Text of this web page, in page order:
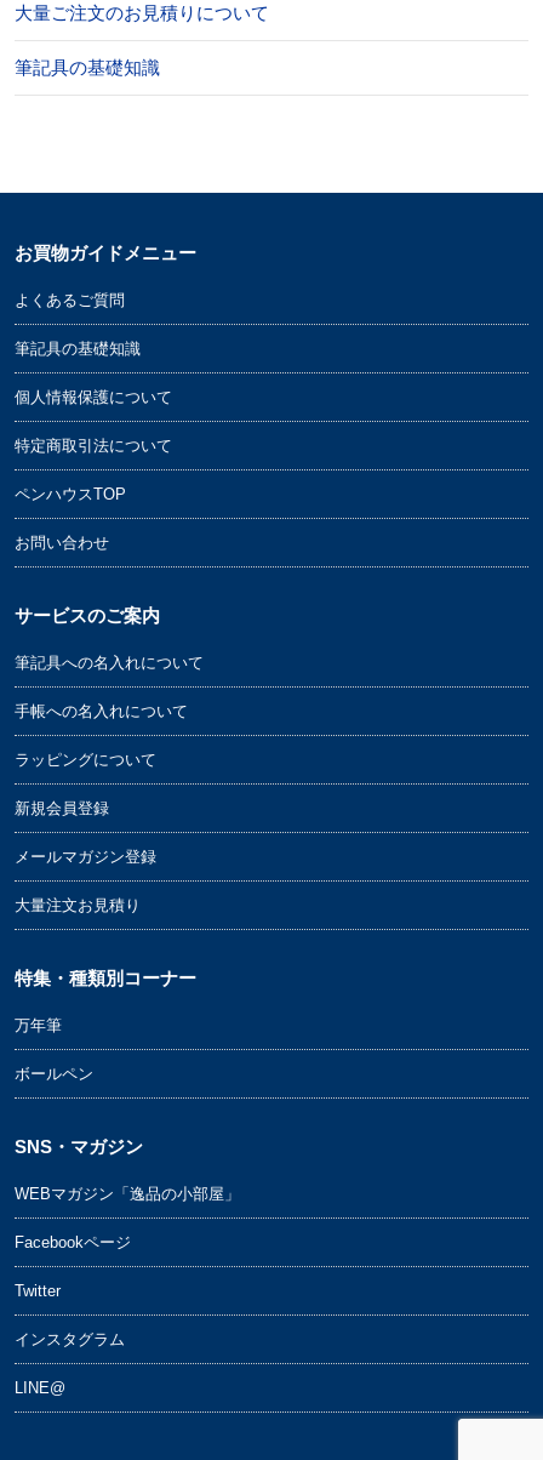
大量ご注文のお見積りについて
筆記具の基礎知識
お買物ガイドメニュー
よくあるご質問
筆記具の基礎知識
個人情報保護について
特定商取引法について
ペンハウスTOP
お問い合わせ
サービスのご案内
筆記具への名入れについて
手帳への名入れについて
ラッピングについて
新規会員登録
メールマガジン登録
大量注文お見積り
特集・種類別コーナー
万年筆
ボールペン
SNS・マガジン
WEBマガジン「逸品の小部屋」
Facebookページ
Twitter
インスタグラム
LINE@